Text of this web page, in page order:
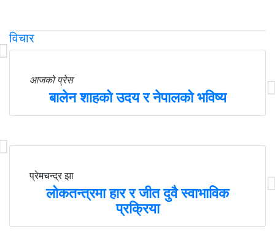
विचार
आजको प्रेस
बालेन शाहको उदय र नेपालको भविष्य
प्रेमचन्द्र झा
लोकतन्त्रमा हार र जीत दुवै स्वाभाविक
प्रक्रिया